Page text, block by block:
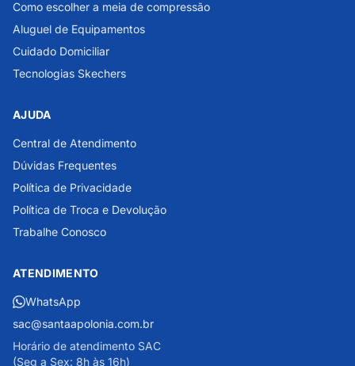
Como escolher a meia de compressão
Aluguel de Equipamentos
Cuidado Domiciliar
Tecnologias Skechers
AJUDA
Central de Atendimento
Dúvidas Frequentes
Política de Privacidade
Política de Troca e Devolução
Trabalhe Conosco
ATENDIMENTO
WhatsApp
sac@santaapolonia.com.br
Horário de atendimento SAC
(Seg a Sex: 8h às 16h)